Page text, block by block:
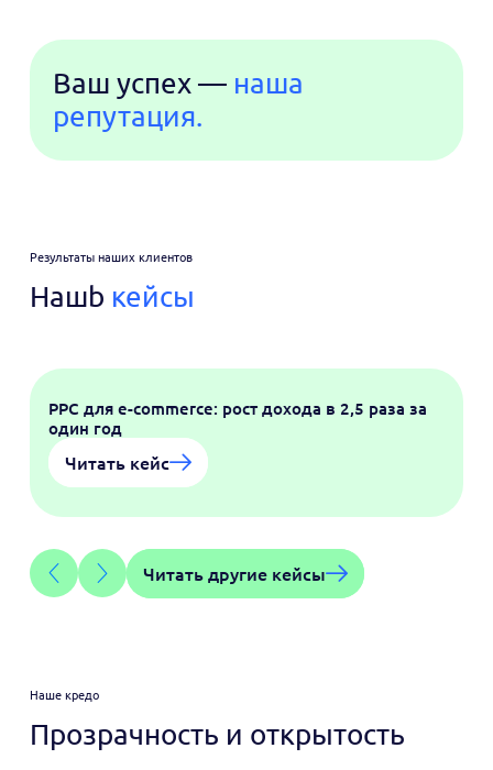
Ваш успех — наша
репутация.
Результаты наших клиентов
Нашb кейсы
PPC для e-commerce: рост дохода в 2,5 раза за
один год
Читать кейс
Читать другие кейсы
Наше кредо
Прозрачность и открытость